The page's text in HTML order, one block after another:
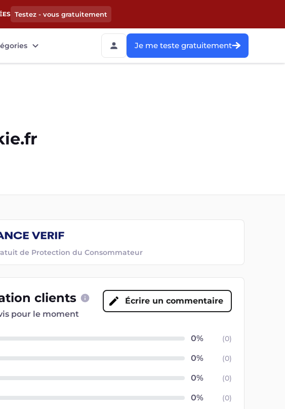
Testez - vous gratuitement
Je me teste gratuitement
de Protection du Consommateur
clients
pour le moment
Écrire un commentaire
(0)
(0)
(0)
(0)